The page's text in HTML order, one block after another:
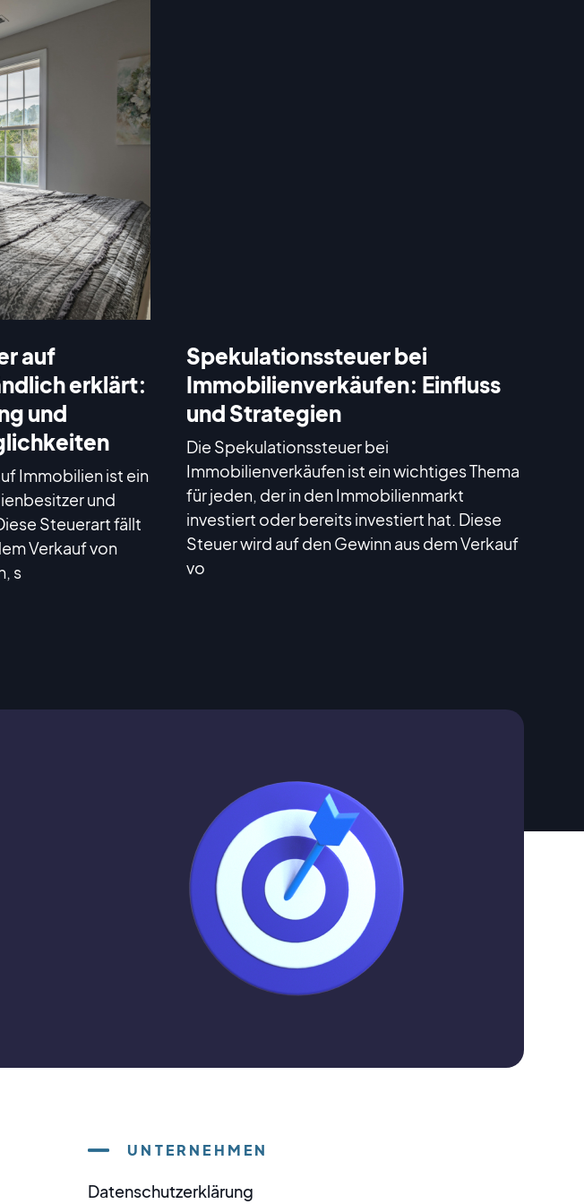
auf
erklärt:
und
Immobilien ist ein
und
Steuerart fällt
Verkauf von
s
Spekulationssteuer bei
Immobilienverkäufen: Einfluss
und Strategien
Die Spekulationssteuer bei
Immobilienverkäufen ist ein wichtiges Thema
für jeden, der in den Immobilienmarkt
investiert oder bereits investiert hat. Diese
Steuer wird auf den Gewinn aus dem Verkauf
vo
UNTERNEHMEN
Datenschutzerklärung